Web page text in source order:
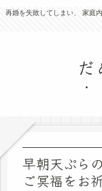
再婚を失敗してしまい、 家庭
早朝天ぷら
ご冥福をお